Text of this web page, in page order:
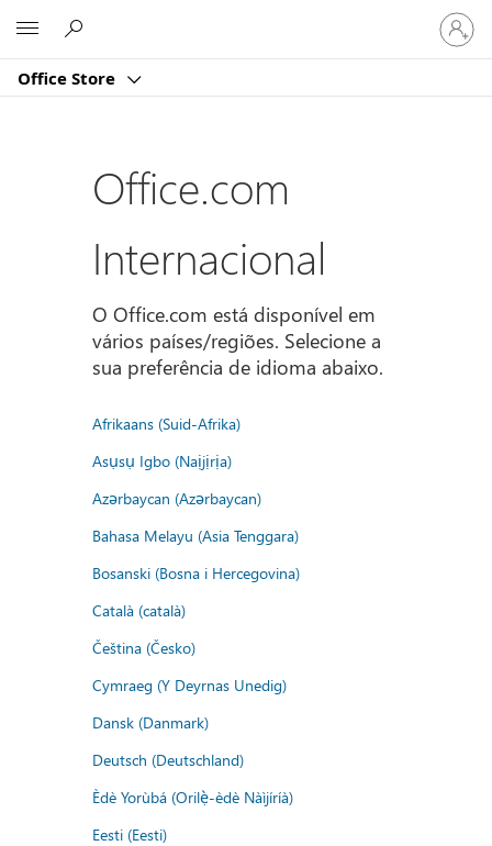
Office Store
Iniciar
sessão
na
Office.com
Internacional
O Office.com está disponível em
vários países/regiões. Selecione a
sua preferência de idioma abaixo.
Afrikaans (Suid-Afrika)
Asụsụ Igbo (Naịjịrịa)
Azərbaycan (Azərbaycan)
Bahasa Melayu (Asia Tenggara)
Bosanski (Bosna i Hercegovina)
Català (català)
Čeština (Česko)
Cymraeg (Y Deyrnas Unedig)
Dansk (Danmark)
Deutsch (Deutschland)
Èdè Yorùbá (Orilẹ̀-èdè Nàìjíríà)
Eesti (Eesti)